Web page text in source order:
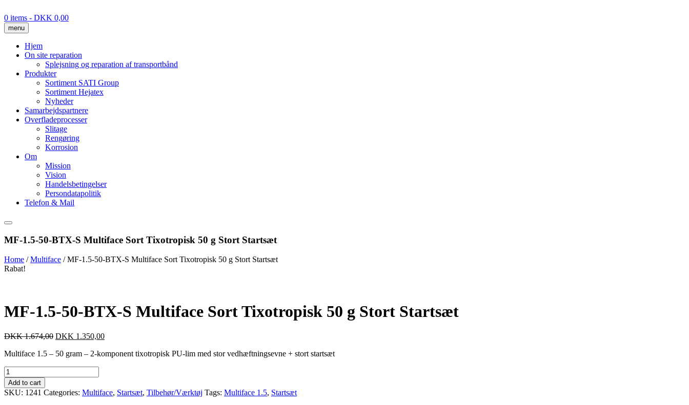
to
content
0 items - DKK 0,00
menu
Hjem
On site reparation
Splejsning og reparation af transportbånd
Produkter
Sortiment SATI Group
Sortiment Hejatex
Nyheder
Samarbejdspartnere
Overfladeprocesser
Slitage
Rengøring
Korrosion
Om
Mission
Vision
Handelsbetingelser
Persondatapolitik
Telefon & Mail
MF-1.5-50-BTX-S Multiface Sort Tixotropisk 50 g Stort Startsæt
Home /Multiface / MF-1.5-50-BTX-S Multiface Sort Tixotropisk 50 g Stort Startsæt
Rabat!
MF-1.5-50-BTX-S Multiface Sort Tixotropisk 50 g Stort Startsæt
DKK1.674,00 DKK 1.350,00
Multiface 1.5 – 50 gram – 2-komponent tixotropisk PU-lim med stor vedhæftningsevne + stort startsæt
MF-
1.5-
50-
BTX-
Add to cart
SKU: 1241 Categories: Multiface, Startsæt, Tilbehør/Værktøj Tags: Multiface 1.5, Startsæt